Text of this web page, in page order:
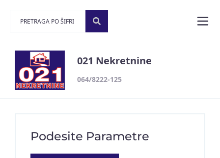
021 Nekretnine
064/8222-125
Podesite Parametre